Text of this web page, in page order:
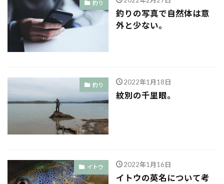
釣り
釣りの写真で自然体は意
外と少ない。
釣り 2022年1月18日
紋別の千里眼。
イトウ 2022年1月16日
イトウの英名について考